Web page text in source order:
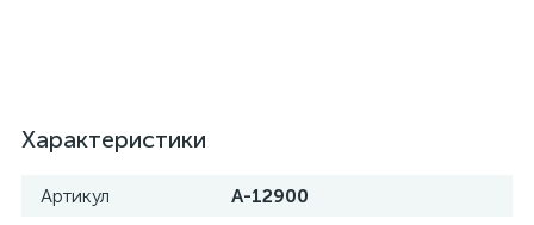
Характеристики
Артикул A-12900